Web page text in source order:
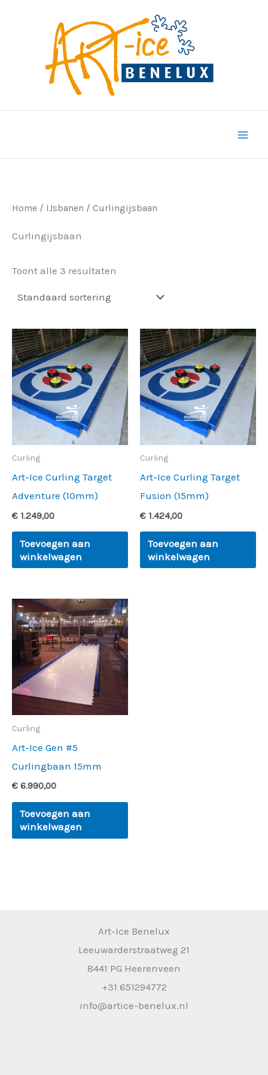
Home / IJsbanen / Curlingijsbaan
Curlingijsbaan
Toont alle 3 resultaten
Curling
Art-Ice Curling Target
Adventure (10mm)
€ 1.249,00
Toevoegen aan
winkelwagen
Curling
Art-Ice Curling Target
Fusion (15mm)
€ 1.424,00
Toevoegen aan
winkelwagen
Curling
Art-Ice Gen #5
Curlingbaan 15mm
€ 6.990,00
Toevoegen aan
winkelwagen
Art-Ice Benelux
Leeuwarderstraatweg 21
8441 PG Heerenveen
+31 651294772
info@artice-benelux.nl